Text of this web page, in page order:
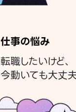
仕事の悩み
転職したいけど、
今動いても大丈